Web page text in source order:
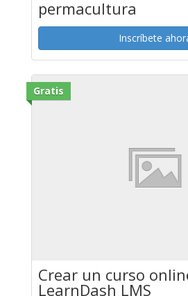
permacultura
Inscríbete
Gratis
Crear un curso
LearnDash LMS